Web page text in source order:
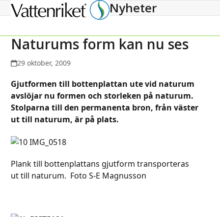
Open
menu
Close
menu
Nyheter
Naturums form kan nu ses
29 oktober, 2009
Gjutformen till bottenplattan ute vid naturum
avslöjar nu formen och storleken på naturum.
Stolparna till den permanenta bron, från väster
ut till naturum, är på plats.
Plank till bottenplattans gjutform transporteras
ut till naturum. Foto S-E Magnusson